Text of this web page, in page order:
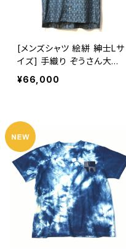
[メンズシャツ 絵絣 紳士Lサ
イズ] 手織り ぞうさん大行
進柄 久留米絣使用 池田絣
工房 開襟シャツ 半袖 グリ
¥66,000